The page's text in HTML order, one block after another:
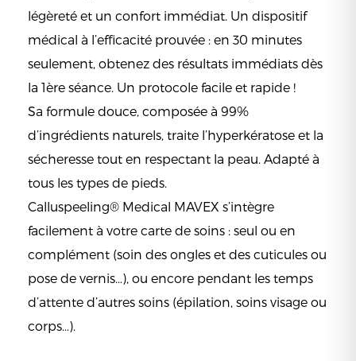
légèreté et un confort immédiat. Un dispositif
médical à l’efficacité prouvée : en 30 minutes
seulement, obtenez des résultats immédiats dès
la 1ère séance. Un protocole facile et rapide !
Sa formule douce, composée à 99%
d’ingrédients naturels, traite l’hyperkératose et la
sécheresse tout en respectant la peau. Adapté à
tous les types de pieds.
Calluspeeling® Medical MAVEX s’intègre
facilement à votre carte de soins : seul ou en
complément (soin des ongles et des cuticules ou
pose de vernis…), ou encore pendant les temps
d’attente d’autres soins (épilation, soins visage ou
corps…).